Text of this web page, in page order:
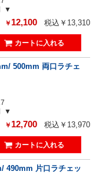
￥ 12,100 税込￥13,310
500mm 両口ラチェ
￥ 12,700 税込￥13,970
490mm 片口ラチェッ